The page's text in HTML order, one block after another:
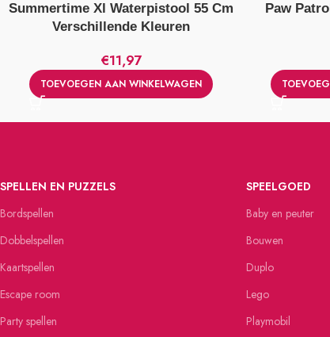
Summertime Xl Waterpistool 55 Cm
Verschillende Kleuren
€11,97
TOEVOEGEN AAN WINKELWAGEN
Paw
SPELLEN EN PUZZELS
Bordspellen
Dobbelspellen
Kaartspellen
Escape room
Party spellen
SPEELGOED
Baby en peuter
Bouwen
Duplo
Lego
Playmobil